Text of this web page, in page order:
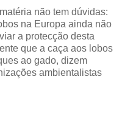
não tem dúvidas:
na Europa ainda não
a protecção desta
que a caça aos lobos
ao gado, dizem
ambientalistas